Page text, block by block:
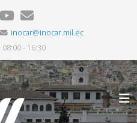
inocar@inocar.mil.ec
08:00 - 16:30